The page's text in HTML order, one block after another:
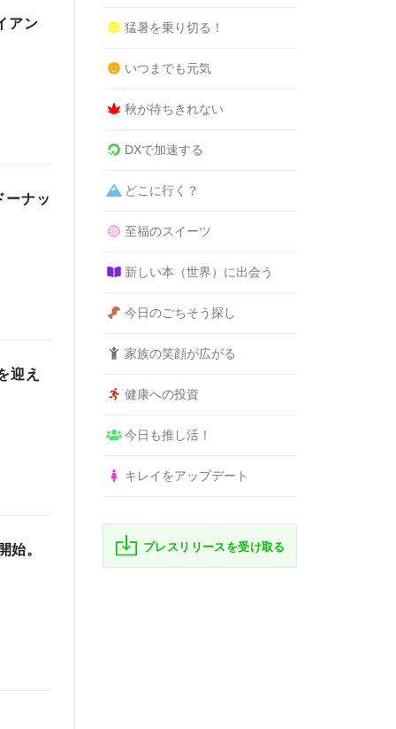
アン
ーナッ
迎え
始。
猛暑を乗り切る！
いつまでも元気
秋が待ちきれない
DXで加速する
どこに行く？
至福のスイーツ
新しい本（世界）に出会う
今日のごちそう探し
家族の笑顔が広がる
健康への投資
今日も推し活！
キレイをアップデート
プレスリリースを受け取る